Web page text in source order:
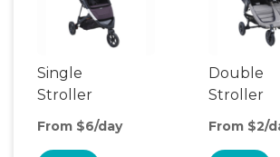
Single
Stroller
From $6/day
Double
Stroller
From $2/